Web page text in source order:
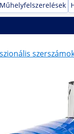
Műhelyfelszerelések